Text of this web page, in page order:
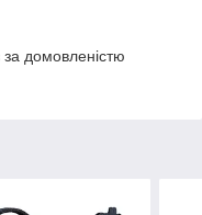
домовленістю